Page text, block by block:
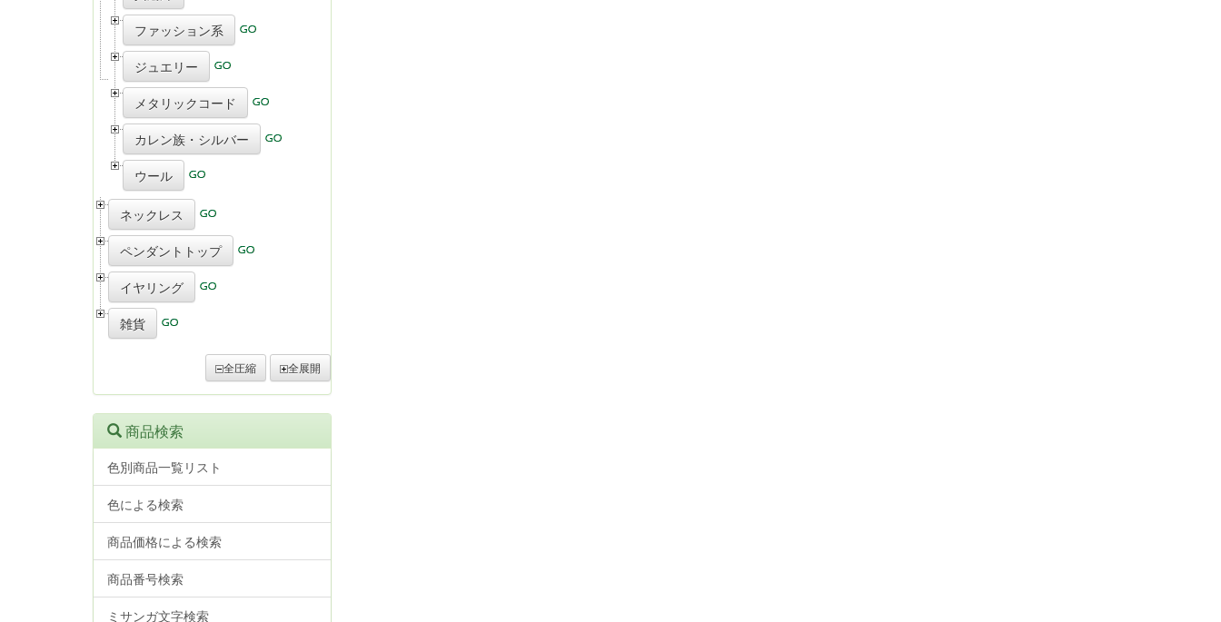
ファッション系
ジュエリー
メタリックコード
カレン族・シルバー
ウール
ネックレス
ペンダントトップ
イヤリング
雑貨
全圧縮 全展開
商品検索
色別商品一覧リスト
色による検索
商品価格による検索
商品番号検索
ミサンガ文字検索